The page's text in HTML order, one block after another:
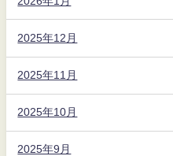
2025年12月
2025年11月
2025年10月
2025年9月